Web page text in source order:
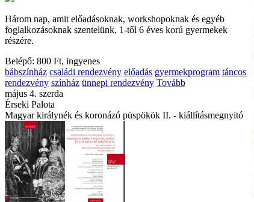
Három nap, amit előadásoknak, workshopoknak és egyéb
foglalkozásoknak szentelünk, 1-től 6 éves korú gyermekek
részére.
Belépő: 800 Ft, ingyenes
bábszínház családi rendezvény előadás gyermekprogram táncos
rendezvény színház ünnepi rendezvény Tovább
május 4. szerda
Érseki Palota
Magyar királynék és koronázó püspökök II. - kiállításmegnyitó